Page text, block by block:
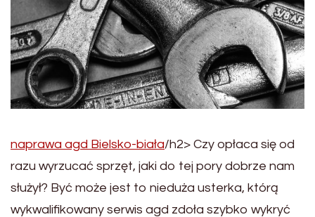
naprawa agd Bielsko-biała/h2> Czy opłaca się od
razu wyrzucać sprzęt, jaki do tej pory dobrze nam
służył? Być może jest to nieduża usterka, którą
wykwalifikowany serwis agd zdoła szybko wykryć